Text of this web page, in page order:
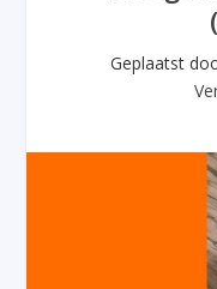
Geplaatst